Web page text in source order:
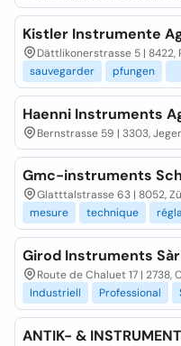
Kistler Instrumente
Dättlikonerstrasse 5 | 8422,
sauvegarder
pfungen
Haenni Instruments
Bernstrasse 59 | 3303,
Gmc-instruments
Glatttalstrasse 63 | 8052,
mesure
technique
Girod Instruments
Route de Chaluet 17 | 2738,
Industriell
Professional
ANTIK- &